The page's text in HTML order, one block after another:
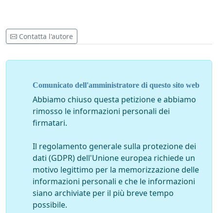
Contatta l'autore
Comunicato dell'amministratore di questo sito web
Abbiamo chiuso questa petizione e abbiamo
rimosso le informazioni personali dei
firmatari.
Il regolamento generale sulla protezione dei
dati (GDPR) dell'Unione europea richiede un
motivo legittimo per la memorizzazione delle
informazioni personali e che le informazioni
siano archiviate per il più breve tempo
possibile.